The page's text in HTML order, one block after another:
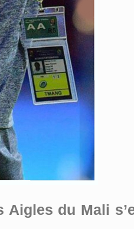
du Mali